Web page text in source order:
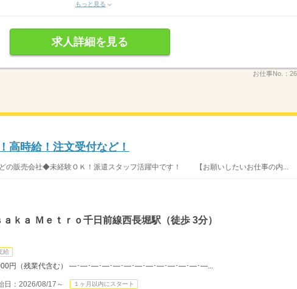
もっと見る
求人詳細を見る
お仕事No.：
高時給！注文受付など！
の販売会社◆未経験ＯＫ！派遣スタッフ活躍中です！ 【お願いしたいお仕事の内...
ｋａ Ｍｅｔｒｏ千日前線西長堀駅（徒歩 3分）
給
円（残業代含む） ―･―･―･―･―･―･―･―･―･―･―･―･―...
：2026/08/17～ １ヶ月以内にスタート